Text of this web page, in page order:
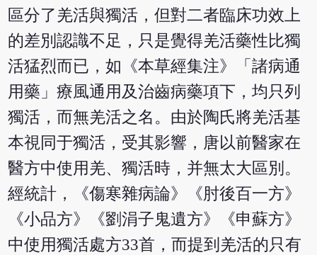
區分了羌活與獨活，但對二者臨床功效上
的差別認識不足，只是覺得羌活藥性比獨
活猛烈而已，如《本草經集注》「諸病通
用藥」療風通用及治齒病藥項下，均只列
獨活，而無羌活之名。由於陶氏將羌活基
本視同于獨活，受其影響，唐以前醫家在
醫方中使用羌、獨活時，并無太大區別。
經統計，《傷寒雜病論》《肘後百一方》
《小品方》《劉涓子鬼遺方》《申蘇方》
中使用獨活處方33首，而提到羌活的只有